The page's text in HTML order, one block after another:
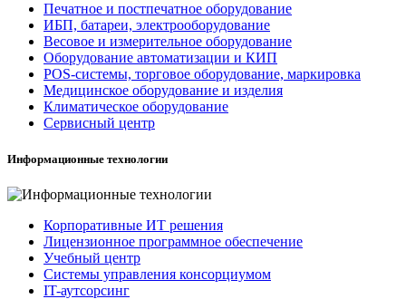
Печатное и постпечатное оборудование
ИБП, батареи, электрооборудование
Весовое и измерительное оборудование
Оборудование автоматизации и КИП
POS-системы, торговое оборудование, маркировка
Медицинское оборудование и изделия
Климатическое оборудование
Сервисный центр
Информационные технологии
Корпоративные ИТ решения
Лицензионное программное обеспечение
Учебный центр
Системы управления консорциумом
IT-аутсорсинг